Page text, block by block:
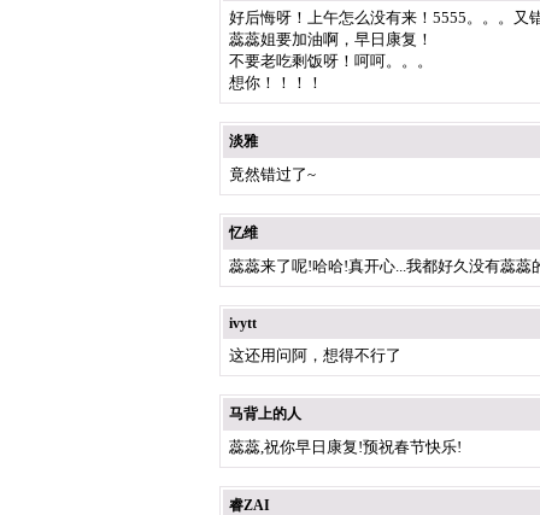
好后悔呀！上午怎么没有来！5555。。。又
蕊蕊姐要加油啊，早日康复！
不要老吃剩饭呀！呵呵。。。
想你！！！！
淡雅
竟然错过了~
忆维
蕊蕊来了呢!哈哈!真开心...我都好久没有蕊
ivytt
这还用问阿，想得不行了
马背上的人
蕊蕊,祝你早日康复!预祝春节快乐!
睿ZAI